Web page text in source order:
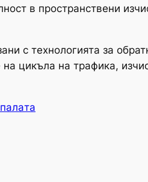
в пространствени
с технологията за
цикъла на трафика,